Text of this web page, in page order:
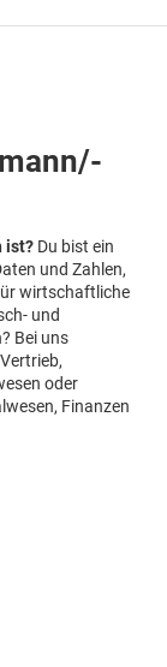
ist?Du bist ein
und Zahlen,
wirtschaftliche
und
Bei uns
oder
Finanzen